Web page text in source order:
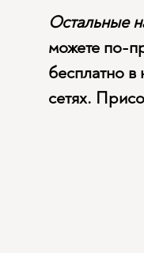
Остальные
можете по-
бесплатно
сетях.